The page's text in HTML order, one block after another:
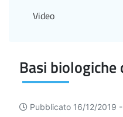
Pubblicato 16/12/2019 -
Video